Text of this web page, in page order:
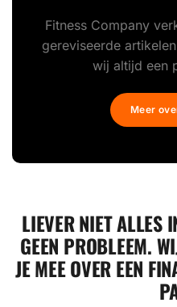
Fitness Company
gereviseerde
wij altijd een
Meer
LIEVER NIET ALLES
GEEN PROBLEEM.
JE MEE OVER EEN